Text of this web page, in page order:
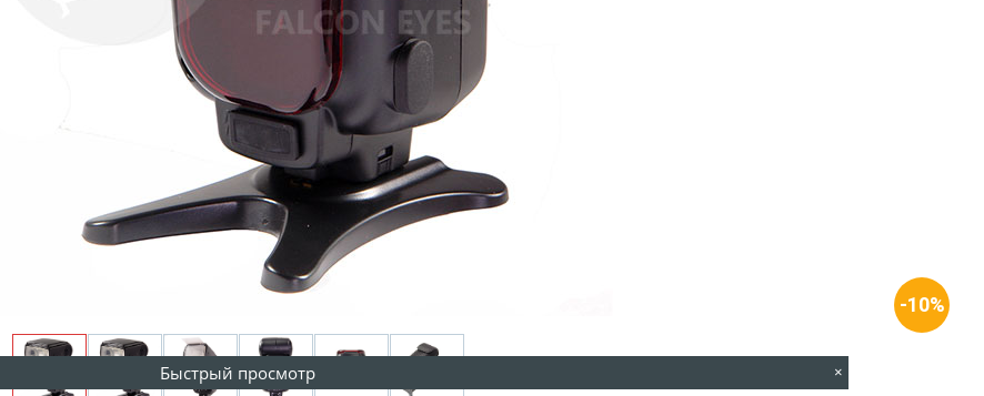
-10%
Быстрый просмотр ×